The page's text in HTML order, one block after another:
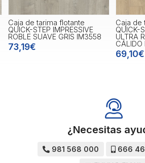
de tarima flotante
STEP IMPRESSIVE
SUAVE GRIS IM3558
Caja de
QUICK-
ULTRA
CÁLIDO
69,10€
¿Necesitas
981 568 000
666